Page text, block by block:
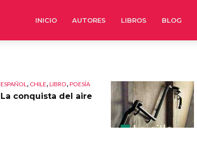
INICIO AUTORES LIBROS BLOG
ESPAÑOL , CHILE, LIBRO, POESÍA
La conquista del aire